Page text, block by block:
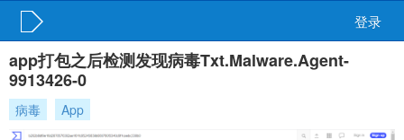
登录
app打包之后检测发现病毒Txt.Malware.Agent-
9913426-0
病毒 App